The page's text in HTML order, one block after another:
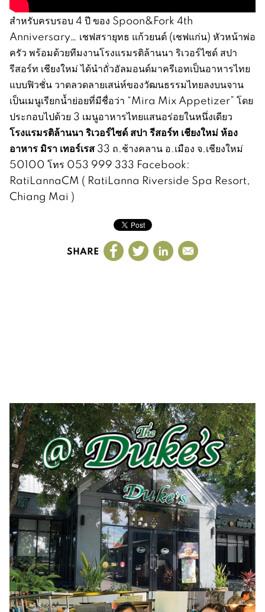
สำหรับครบรอบ 4 ปี ของ Spoon&Fork 4th
Anniversary… เชฟสรายุทธ แก้วยนต์ (เชฟแก่น) หัวหน้าพ่อ
ครัว พร้อมด้วยทีมงานโรงแรมรติล้านนา ริเวอร์ไซด์ สปา
รีสอร์ท เชียงใหม่ ได้นำถั่วอัลมอนด์มาครีเอทเป็นอาหารไทย
แบบฟิวชั่น วาดลวดลายเสน่ห์ของวัฒนธรรมไทยลงบนจาน
เป็นเมนูเรียกน้ำย่อยที่มีชื่อว่า “Mira Mix Appetizer” โดย
ประกอบไปด้วย 3 เมนูอาหารไทยแสนอร่อยในหนึ่งเดียว
โรงแรมรติล้านนา ริเวอร์ไซด์ สปา รีสอร์ท เชียงใหม่ ห้อง
อาหาร มิรา เทอร์เรส 33 ถ.ช้างคลาน อ.เมือง จ.เชียงใหม่
50100 โทร 053 999 333 Facebook:
RatiLannaCM ( RatiLanna Riverside Spa Resort,
Chiang Mai )
SHARE